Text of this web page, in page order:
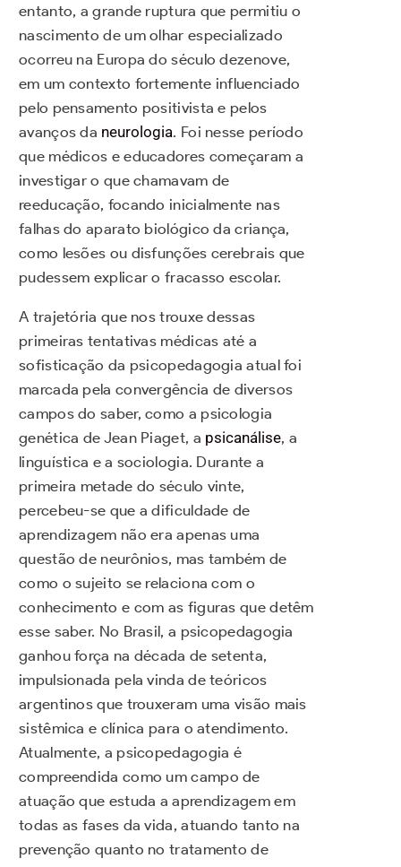
entanto, a grande ruptura que permitiu o
nascimento de um olhar especializado
ocorreu na Europa do século dezenove,
em um contexto fortemente influenciado
pelo pensamento positivista e pelos
avanços da neurologia. Foi nesse período
que médicos e educadores começaram a
investigar o que chamavam de
reeducação, focando inicialmente nas
falhas do aparato biológico da criança,
como lesões ou disfunções cerebrais que
pudessem explicar o fracasso escolar.
A trajetória que nos trouxe dessas
primeiras tentativas médicas até a
sofisticação da psicopedagogia atual foi
marcada pela convergência de diversos
campos do saber, como a psicologia
genética de Jean Piaget, a psicanálise, a
linguística e a sociologia. Durante a
primeira metade do século vinte,
percebeu-se que a dificuldade de
aprendizagem não era apenas uma
questão de neurônios, mas também de
como o sujeito se relaciona com o
conhecimento e com as figuras que detêm
esse saber. No Brasil, a psicopedagogia
ganhou força na década de setenta,
impulsionada pela vinda de teóricos
argentinos que trouxeram uma visão mais
sistêmica e clínica para o atendimento.
Atualmente, a psicopedagogia é
compreendida como um campo de
atuação que estuda a aprendizagem em
todas as fases da vida, atuando tanto na
prevenção quanto no tratamento de